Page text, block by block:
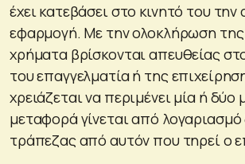
έχει κατεβάσει στο κινητό του την
εφαρμογή. Με την ολοκλήρωση
χρήματα βρίσκονται απευθείας
του επαγγελματία ή της
χρειάζεται να περιμένει μία ή δύο
μεταφορά γίνεται από
τράπεζας από αυτόν που τηρεί ο